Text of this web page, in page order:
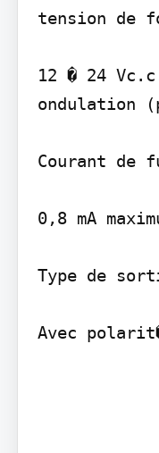
tension de
12 � 24
ondulation
Courant de
0,8 mA
Type de
Avec